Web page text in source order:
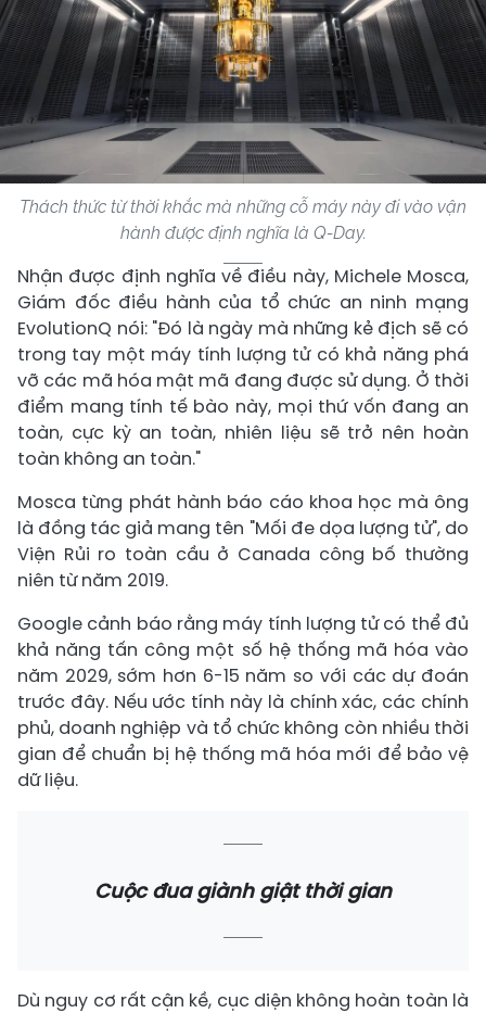
Thách thức từ thời khắc mà những cỗ máy này đi vào vận
hành được định nghĩa là Q-Day.
Nhận được định nghĩa về điều này, Michele Mosca,
Giám đốc điều hành của tổ chức an ninh mạng
EvolutionQ nói: "Đó là ngày mà những kẻ địch sẽ có
trong tay một máy tính lượng tử có khả năng phá
vỡ các mã hóa mật mã đang được sử dụng. Ở thời
điểm mang tính tế bào này, mọi thứ vốn đang an
toàn, cực kỳ an toàn, nhiên liệu sẽ trở nên hoàn
toàn không an toàn."
Mosca từng phát hành báo cáo khoa học mà ông
là đồng tác giả mang tên "Mối đe dọa lượng tử", do
Viện Rủi ro toàn cầu ở Canada công bố thường
niên từ năm 2019.
Google cảnh báo rằng máy tính lượng tử có thể đủ
khả năng tấn công một số hệ thống mã hóa vào
năm 2029, sớm hơn 6-15 năm so với các dự đoán
trước đây. Nếu ước tính này là chính xác, các chính
phủ, doanh nghiệp và tổ chức không còn nhiều thời
gian để chuẩn bị hệ thống mã hóa mới để bảo vệ
dữ liệu.
Cuộc đua giành giật thời gian
Dù nguy cơ rất cận kề, cục diện không hoàn toàn là